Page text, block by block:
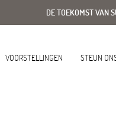
DE TOEKOMST VAN
VOORSTELLINGEN STEUN